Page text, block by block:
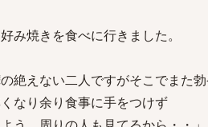
み焼きを食べに行きました。
絶えない二人ですがそこでまた勃
なり余り食事に手をつけず